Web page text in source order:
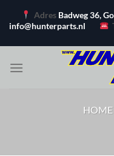
naar
Adres Badweg 36,
info@hunterparts.nl
HOME